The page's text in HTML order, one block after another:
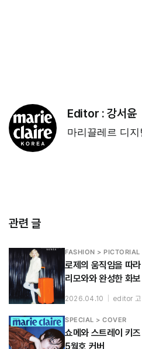
Editor :강서윤
마리끌레르 디
관련 글
FASHION > PICTORIAL
로제의 움직임을 따
리모와와 완성한 화보
2026.04.10 editor 고
SPECIAL > COVER
쇼메와 스트레이 키
5월호 커버